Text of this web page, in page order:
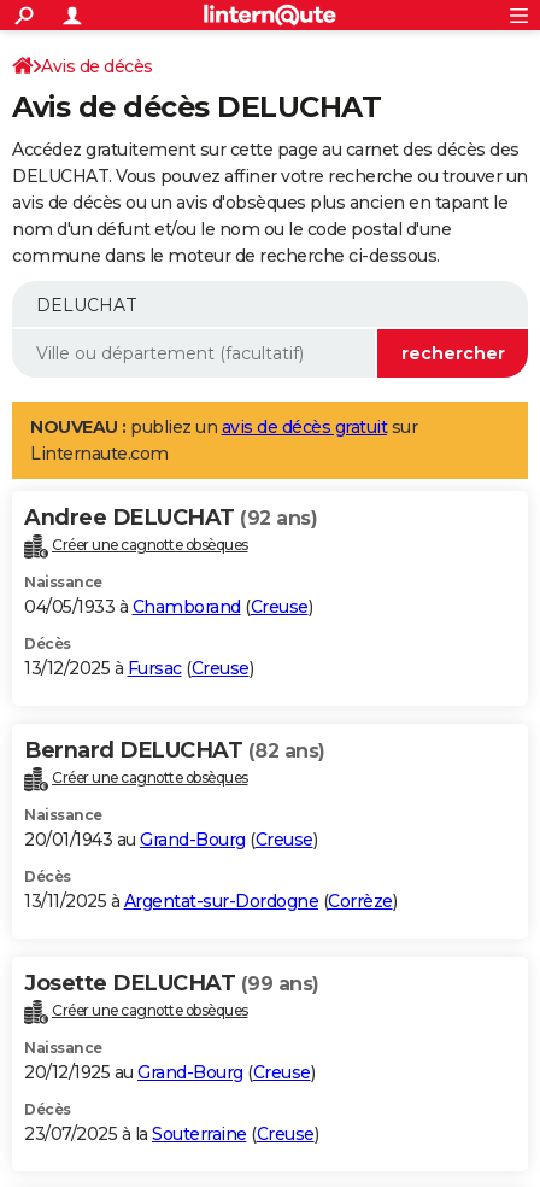
ACTUALITÉS
Politique
Société
Faits Divers
Education
Monde
Villes
+
SPORT
Coupe du monde 2026
Football
Tennis
Cyclisme
Rugby
Forum
Programme TV
TNT
Streaming
Cinéma
Sorties cinéma
Musique
+
FINANCE
Retraite
Epargne
Immobilier
Risques naturels par ville
Banque
Assurance
AUTO
Essais
Réserver un essai
Citadines
Berlines
SUV
Forum auto
+
Mobiles
Meilleur smartphone
Internet
Ordinateurs
Jeux vidéo
Guide high-tech
Aménagement intérieur
LIFESTYLE
Art de vivre
Bien-être
Loisirs
Mode
Modes de vie
Alimentation
Guide de la santé
Maladies
Médicaments
Sommeil
VOYAGE
Destinations
City break
Voyage nature
Voyage de noces
Forum
Climat
+PHOTO
GUIDES D'ACHAT
BONS PLANS
Carte de Noël
Carte Bonne année
Carte Saint-Valentin
Carte Pâques
Carte d'anniversaire
DICTIONNAIRE
Dictionnaire
Biographies
Citations
Expressions
Proverbes
PROGRAMME TV
S'inscrire
Se connecter
Lycées
Collèges
Primaires
Universités
Entreprises
Service militaire
Avis de recherche
AVIS DE DÉCÈS
Bricolage
Lifestyle
Culture
Sport
Auto
Television
Voyage
Cinema
Avis de décès
Avis de décès DELUCHAT
Accédez gratuitement sur cette page au carnet des décès des
DELUCHAT. Vous pouvez affiner votre recherche ou trouver un
avis de décès ou un avis d'obsèques plus ancien en tapant le
nom d'un défunt et/ou le nom ou le code postal d'une
commune dans le moteur de recherche ci-dessous.
NOUVEAU : publiez un avis de décès gratuitsur
Linternaute.com
Andree DELUCHAT (92 ans)
Créer une cagnotte obsèques
Naissance
04/05/1933 à Chamborand (Creuse)
Décès
13/12/2025 à Fursac(Creuse)
Bernard DELUCHAT (82 ans)
Créer une cagnotte obsèques
Naissance
20/01/1943 au Grand-Bourg (Creuse)
Décès
13/11/2025 à Argentat-sur-Dordogne (Corrèze)
Josette DELUCHAT (99 ans)
Créer une cagnotte obsèques
Naissance
20/12/1925 au Grand-Bourg (Creuse)
Décès
23/07/2025 à la Souterraine (Creuse)